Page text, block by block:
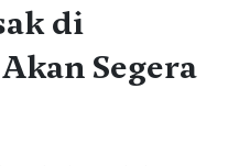
di
Segera